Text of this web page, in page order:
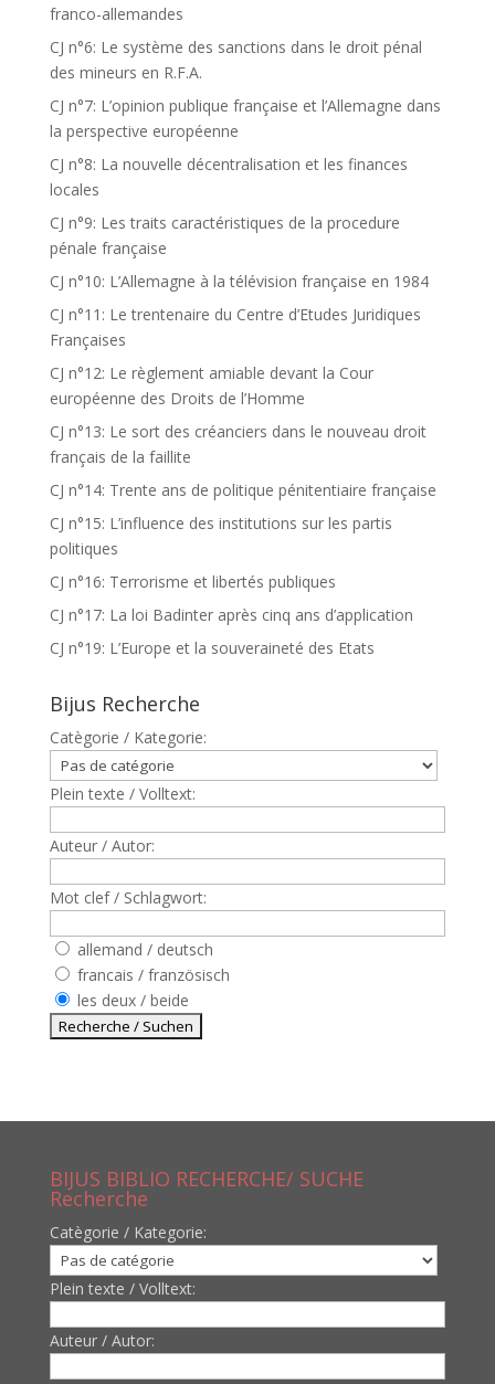
franco-allemandes
CJ n°6: Le système des sanctions dans le droit pénal
des mineurs en R.F.A.
CJ n°7: L’opinion publique française et l’Allemagne dans
la perspective européenne
CJ n°8: La nouvelle décentralisation et les finances
locales
CJ n°9: Les traits caractéristiques de la procedure
pénale française
CJ n°10: L’Allemagne à la télévision française en 1984
CJ n°11: Le trentenaire du Centre d’Etudes Juridiques
Françaises
CJ n°12: Le règlement amiable devant la Cour
européenne des Droits de l’Homme
CJ n°13: Le sort des créanciers dans le nouveau droit
français de la faillite
CJ n°14: Trente ans de politique pénitentiaire française
CJ n°15: L’influence des institutions sur les partis
politiques
CJ n°16: Terrorisme et libertés publiques
CJ n°17: La loi Badinter après cinq ans d’application
CJ n°19: L’Europe et la souveraineté des Etats
Bijus Recherche
Catègorie / Kategorie:
Plein texte / Volltext:
Auteur / Autor:
Mot clef / Schlagwort:
allemand / deutsch
francais / französisch
les deux / beide
BIJUS BIBLIO RECHERCHE/ SUCHE
Recherche
Catègorie / Kategorie:
Plein texte / Volltext:
Auteur / Autor: